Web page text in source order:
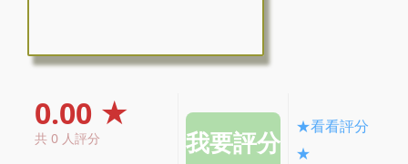
0.00 ★
共 0 人評分
★看看評分
★